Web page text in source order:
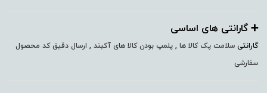
➕️ گارانتی های اساسی
گارانتی سلامت پک کالا ها , پلمپ بودن کالا های آکبند , ارسال دقیق کد محصول
سفارشی